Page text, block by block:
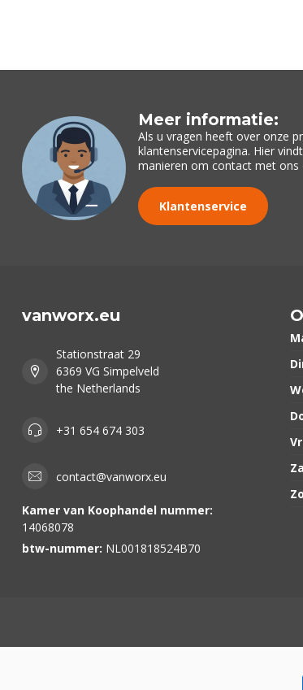
Meer informatie:
Als u vragen heeft over onze
klantenservicepagina. Hier
manieren om contact met ons
Klantenservice
vanworx.eu
Stationstraat 29
6369 VG Simpelveld
the Netherlands
+31 654 674 303
contact@vanworx.eu
Kamer van Koophandel nummer:
14068078
btw-nummer: NL001818524B70